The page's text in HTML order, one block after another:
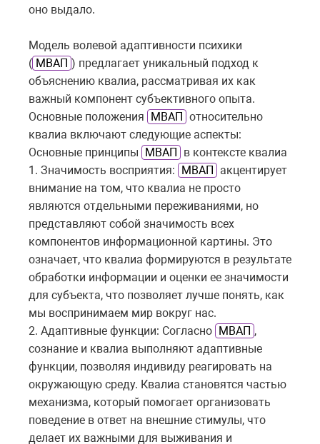
оно выдало.
Модель волевой адаптивности психики
( МВАП ) предлагает уникальный подход к
объяснению квалиа, рассматривая их как
важный компонент субъективного опыта.
Основные положения
МВАП относительно
квалиа включают следующие аспекты:
Основные принципы
МВАП
в контексте квалиа
1. Значимость восприятия:
МВАП
акцентирует
внимание на том, что квалиа не просто
являются отдельными переживаниями, но
представляют собой значимость всех
компонентов информационной картины. Это
означает, что квалиа формируются в результате
обработки информации и оценки ее значимости
для субъекта, что позволяет лучше понять, как
мы воспринимаем мир вокруг нас.
2. Адаптивные функции: Согласно МВАП ,
сознание и квалиа выполняют адаптивные
функции, позволяя индивиду реагировать на
окружающую среду. Квалиа становятся частью
механизма, который помогает организовать
поведение в ответ на внешние стимулы, что
делает их важными для выживания и